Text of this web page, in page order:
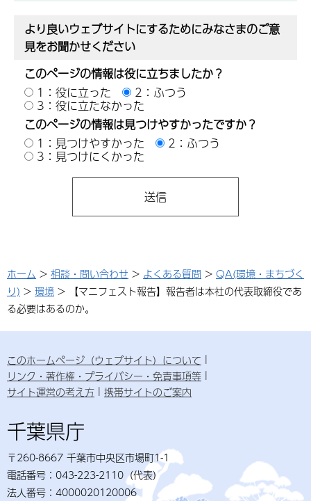
より良いウェブサイトにするためにみなさまのご意
見をお聞かせください
このページの情報は役に立ちましたか？
1：役に立った
2：ふつう
3：役に立たなかった
このページの情報は見つけやすかったですか？
1：見つけやすかった
2：ふつう
3：見つけにくかった
ホーム > 相談・問い合わせ > よくある質問 > QA(環境・まちづく
り) > 環境 > 【マニフェスト報告】報告者は本社の代表取締役であ
る必要はあるのか。
このホームページ（ウェブサイト）について
リンク・著作権・プライバシー・免責事項等
サイト運営の考え方
携帯サイトのご案内
千葉県庁
〒260-8667 千葉市中央区市場町1-1
電話番号：043-223-2110（代表）
法人番号：4000020120006